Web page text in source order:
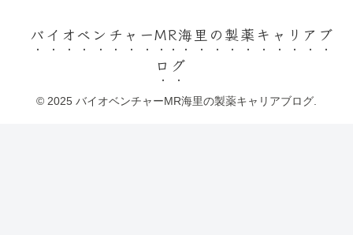
バイオベンチャーMR海里の製薬キャリアブ
ログ
© 2025 バイオベンチャーMR海里の製薬キャリアブログ.